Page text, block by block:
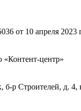
от 10 апреля 2023
центр»
б-р Строителей, д.